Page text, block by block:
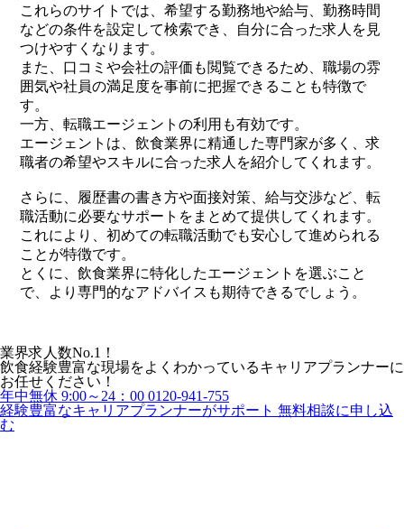
これらのサイトでは、希望する勤務地や給与、勤務時間
などの条件を設定して検索でき、自分に合った求人を見
つけやすくなります。
また、口コミや会社の評価も閲覧できるため、職場の雰
囲気や社員の満足度を事前に把握できることも特徴で
す。
一方、転職エージェントの利用も有効です。
エージェントは、飲食業界に精通した専門家が多く、求
職者の希望やスキルに合った求人を紹介してくれます。
さらに、履歴書の書き方や面接対策、給与交渉など、転
職活動に必要なサポートをまとめて提供してくれます。
これにより、初めての転職活動でも安心して進められる
ことが特徴です。
とくに、飲食業界に特化したエージェントを選ぶこと
で、より専門的なアドバイスも期待できるでしょう。
業界求人数No.1！
飲食経験豊富な現場をよくわかっているキャリアプランナーに
お任せください！
年中無休 9:00～24：00 0120-941-755
経験豊富なキャリアプランナーがサポート 無料相談に申し込
む